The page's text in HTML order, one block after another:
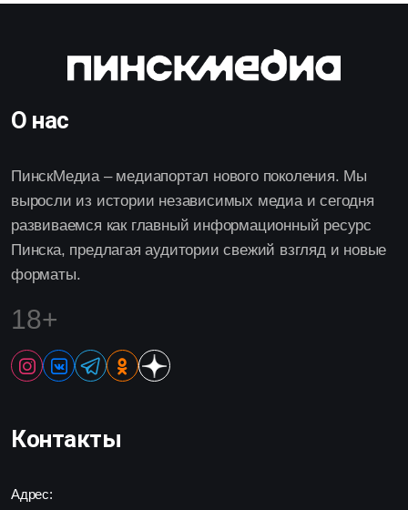
О нас
ПинскМедиа – медиапортал нового поколения. Мы
выросли из истории независимых медиа и сегодня
развиваемся как главный информационный ресурс
Пинска, предлагая аудитории свежий взгляд и новые
форматы.
18+
Контакты
Адрес: